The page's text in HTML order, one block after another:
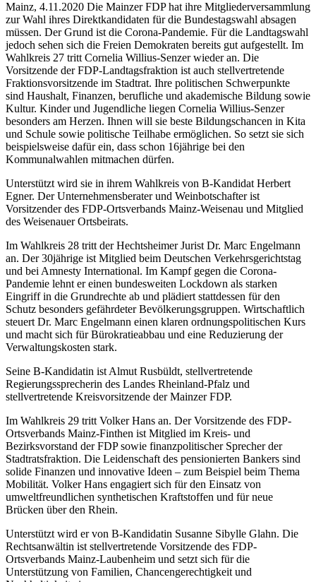
Mainz, 4.11.2020 Die Mainzer FDP hat ihre Mitgliederversammlung
zur Wahl ihres Direktkandidaten für die Bundestagswahl absagen
müssen. Der Grund ist die Corona-Pandemie. Für die Landtagswahl
jedoch sehen sich die Freien Demokraten bereits gut aufgestellt. Im
Wahlkreis 27 tritt Cornelia Willius-Senzer wieder an. Die
Vorsitzende der FDP-Landtagsfraktion ist auch stellvertretende
Fraktionsvorsitzende im Stadtrat. Ihre politischen Schwerpunkte
sind Haushalt, Finanzen, berufliche und akademische Bildung sowie
Kultur. Kinder und Jugendliche liegen Cornelia Willius-Senzer
besonders am Herzen. Ihnen will sie beste Bildungschancen in Kita
und Schule sowie politische Teilhabe ermöglichen. So setzt sie sich
beispielsweise dafür ein, dass schon 16jährige bei den
Kommunalwahlen mitmachen dürfen.
Unterstützt wird sie in ihrem Wahlkreis von B-Kandidat Herbert
Egner. Der Unternehmensberater und Weinbotschafter ist
Vorsitzender des FDP-Ortsverbands Mainz-Weisenau und Mitglied
des Weisenauer Ortsbeirats.
Im Wahlkreis 28 tritt der Hechtsheimer Jurist Dr. Marc Engelmann
an. Der 30jährige ist Mitglied beim Deutschen Verkehrsgerichtstag
und bei Amnesty International. Im Kampf gegen die Corona-
Pandemie lehnt er einen bundesweiten Lockdown als starken
Eingriff in die Grundrechte ab und plädiert stattdessen für den
Schutz besonders gefährdeter Bevölkerungsgruppen. Wirtschaftlich
steuert Dr. Marc Engelmann einen klaren ordnungspolitischen Kurs
und macht sich für Bürokratieabbau und eine Reduzierung der
Verwaltungskosten stark.
Seine B-Kandidatin ist Almut Rusbüldt, stellvertretende
Regierungssprecherin des Landes Rheinland-Pfalz und
stellvertretende Kreisvorsitzende der Mainzer FDP.
Im Wahlkreis 29 tritt Volker Hans an. Der Vorsitzende des FDP-
Ortsverbands Mainz-Finthen ist Mitglied im Kreis- und
Bezirksvorstand der FDP sowie finanzpolitischer Sprecher der
Stadtratsfraktion. Die Leidenschaft des pensionierten Bankers sind
solide Finanzen und innovative Ideen – zum Beispiel beim Thema
Mobilität. Volker Hans engagiert sich für den Einsatz von
umweltfreundlichen synthetischen Kraftstoffen und für neue
Brücken über den Rhein.
Unterstützt wird er von B-Kandidatin Susanne Sibylle Glahn. Die
Rechtsanwältin ist stellvertretende Vorsitzende des FDP-
Ortsverbands Mainz-Laubenheim und setzt sich für die
Unterstützung von Familien, Chancengerechtigkeit und